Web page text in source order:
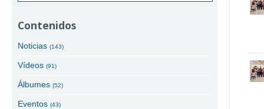
Contenidos
Noticias(143)
Vídeos(91)
Álbumes(52)
Eventos(43)